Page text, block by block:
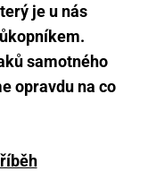
je u nás
samotného
opravdu na co